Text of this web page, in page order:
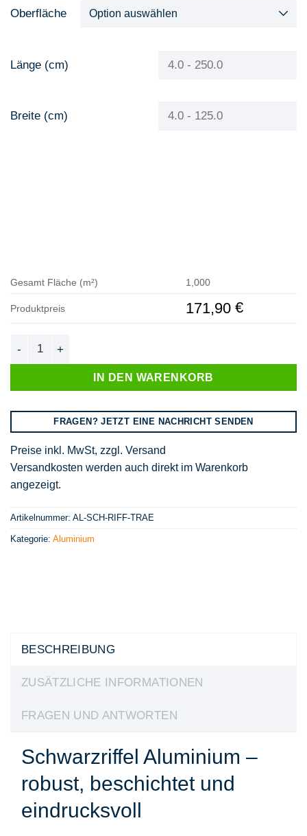
Oberfläche
Länge (cm)
Breite (cm)
Gesamt Fläche (m²) 1,000
Produktpreis 171,90 €
Schwarzriffel - schwarzes Aluminium Tränenblech Menge
IN DEN WARENKORB
FRAGEN? JETZT EINE NACHRICHT SENDEN
Preise inkl. MwSt, zzgl. Versand
Versandkosten werden auch direkt im Warenkorb
angezeigt.
Artikelnummer: AL-SCH-RIFF-TRAE
Kategorie: Aluminium
BESCHREIBUNG
ZUSÄTZLICHE INFORMATIONEN
FRAGEN UND ANTWORTEN
Schwarzriffel Aluminium –
robust, beschichtet und
eindrucksvoll